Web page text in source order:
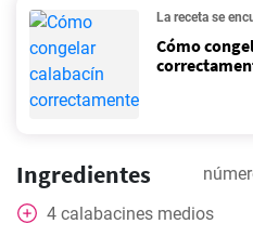
La receta se
Cómo
Ingredientes
4 calabacines medios